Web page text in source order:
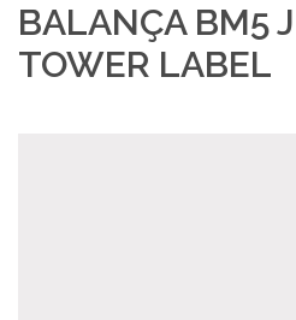
BALANÇA BM5
TOWER LABEL